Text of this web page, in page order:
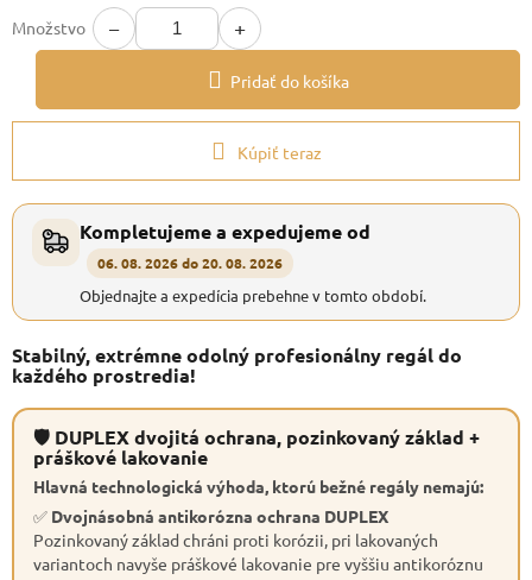
Množstvo − +
Pridať do košíka
Kúpiť teraz
Kompletujeme a expedujeme od
06. 08. 2026 do 20. 08. 2026
Objednajte a expedícia prebehne v tomto období.
Stabilný, extrémne odolný profesionálny regál do
každého prostredia!
🛡 DUPLEX dvojitá ochrana, pozinkovaný základ +
práškové lakovanie
Hlavná technologická výhoda, ktorú bežné regály nemajú:
✅ Dvojnásobná antikorózna ochrana DUPLEX
Pozinkovaný základ chráni proti korózii, pri lakovaných
variantoch navyše práškové lakovanie pre vyššiu antikoróznu